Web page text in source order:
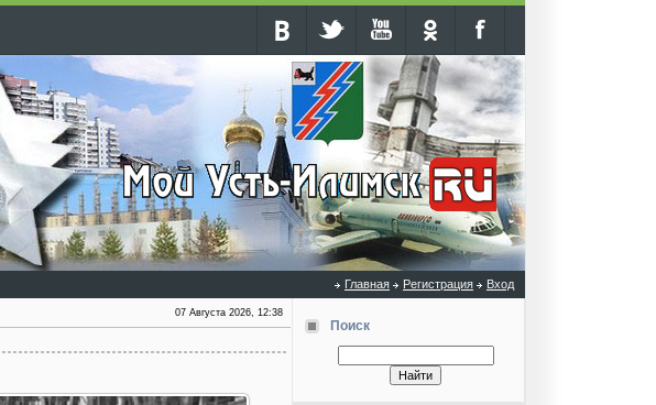
Главная Регистрация Вход
07 Августа 2026, 12:38
Поиск